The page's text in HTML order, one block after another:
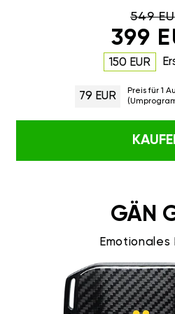
549
399
150 EUR
79 EUR
Preis für 1
GÄN
Emotionales